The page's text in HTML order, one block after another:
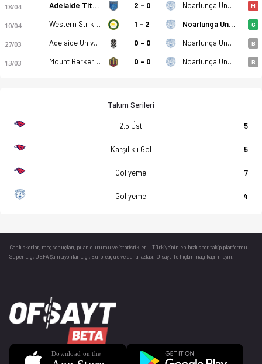
18/04 Adelaide Titans FC 2 - 0 Noarlunga United M
10/04 Western Strikers 1 - 2 Noarlunga United G
27/03 Adelaide University SC 0 - 0 Noarlunga United B
13/03 Mount Barker United SC 0 - 0 Noarlunga United B
Takım Serileri
2.5 Üst 5
Karşılıklı Gol 5
Gol yeme 7
Gol yeme 4
Canlı skorlar , maç sonuçları, puan durumu ve istatistikler — Türkiye’nin en hızlı spor takip platformu.
Süper Lig, UEFA Şampiyonlar Ligi, Euroleague ve daha fazlası. Ofsayt ile hiçbir maçı kaçırmayın.